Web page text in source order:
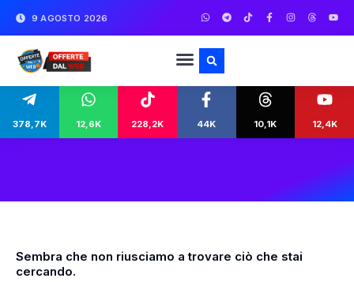
9 AGOSTO 2026
378,7K 12,6K 228,2K 44K 10,1K 12,4K
Sembra che non riusciamo a trovare ciò che stai
cercando.